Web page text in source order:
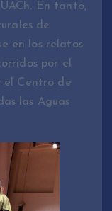
En tanto,
de
en los relatos
por el
el Centro de
las Aguas